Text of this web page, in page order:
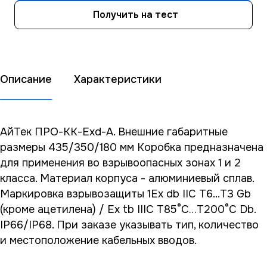
Получить на тест
Описание Характеристики
АйТек ПРО-КК-Exd-А. Внешние габаритные
размеры 435/350/180 мм Коробка предназначена
для применения во взрывоопасных зонах 1 и 2
класса. Материал корпуса - алюминиевый сплав.
Маркировка взрывозащиты 1Ex db IIC Т6...T3 Gb
(кроме ацетилена) / Ex tb IIIC T85°C…T200°C Db.
IP66/IP68. При заказе указывать тип, количество
и местоположение кабельных вводов.